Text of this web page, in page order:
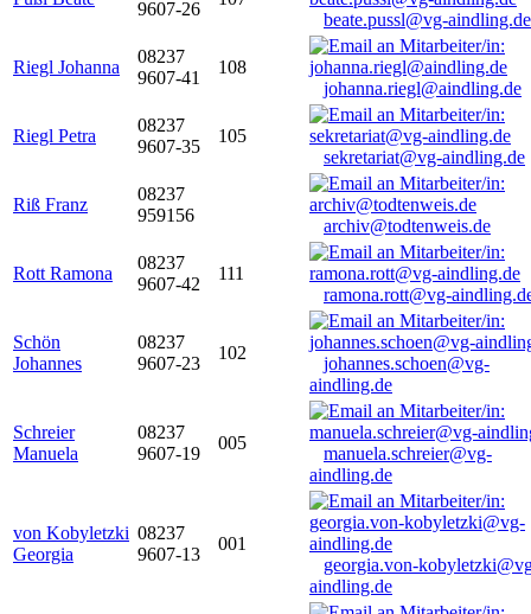
9607-26
beate.pussl@vg-aindling.de
Riegl Johanna
08237
9607-41
108
johanna.riegl@aindling.de
Riegl Petra
08237
9607-35
105
sekretariat@vg-aindling.de
Riß Franz
08237
959156
archiv@todtenweis.de
Rott Ramona
08237
9607-42
111
ramona.rott@vg-
Schön
Johannes
08237
9607-23
102
johannes.schoen@vg-
aindling.de
Schreier
Manuela
08237
9607-19
005
manuela.schreier@vg-
aindling.de
von Kobyletzki
Georgia
08237
9607-13
001
georgia.von-
aindling.de